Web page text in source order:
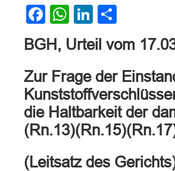
Facebook
WhatsApp
LinkedIn
BGH, Urteil vom
Zur Frage der
die Haltbarkeit der
(Leitsatz des